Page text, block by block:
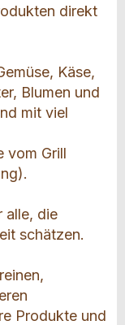
direkt
Käse,
Blumen und
mit viel
vom Grill
alle, die
schätzen.
Produkte und